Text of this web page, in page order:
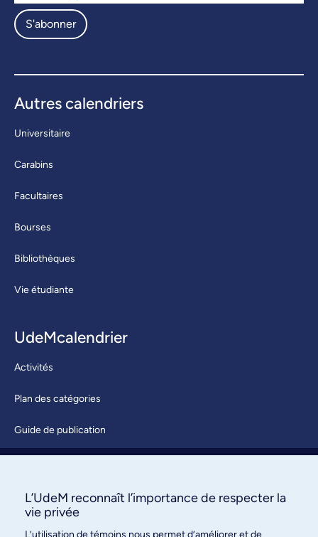
S'abonner
Autres calendriers
Universitaire
Carabins
Facultaires
Bourses
Bibliothèques
Vie étudiante
UdeMcalendrier
Activités
Plan des catégories
Guide de publication
À propos / Nous joindre
L’UdeM reconnaît l’importance de respecter la
vie privée
L’utilisation de témoins nous permet d’améliorer et de